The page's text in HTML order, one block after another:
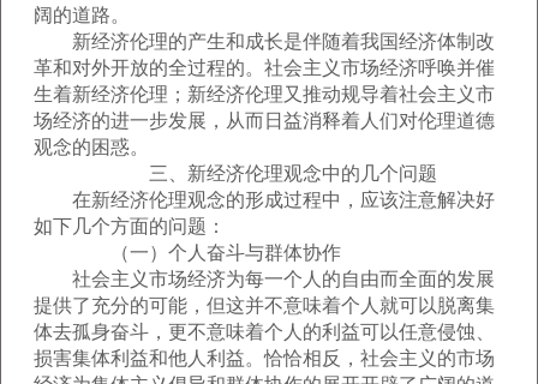
阔的道路。
新经济伦理的产生和成长是伴随着我国经济体制改
革和对外开放的全过程的。社会主义市场经济呼唤并催
生着新经济伦理；新经济伦理又推动规导着社会主义市
场经济的进一步发展，从而日益消释着人们对伦理道德
观念的困惑。
三、新经济伦理观念中的几个问题
在新经济伦理观念的形成过程中，应该注意解决好
如下几个方面的问题：
（一）个人奋斗与群体协作
社会主义市场经济为每一个人的自由而全面的发展
提供了充分的可能，但这并不意味着个人就可以脱离集
体去孤身奋斗，更不意味着个人的利益可以任意侵蚀、
损害集体利益和他人利益。恰恰相反，社会主义的市场